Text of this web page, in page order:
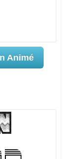
Animé